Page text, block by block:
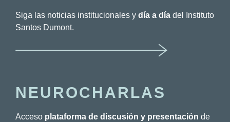
Siga las noticias institucionales y día a día del Instituto
Santos Dumont.
NEUROCHARLAS
Acceso plataforma de discusión y presentación de